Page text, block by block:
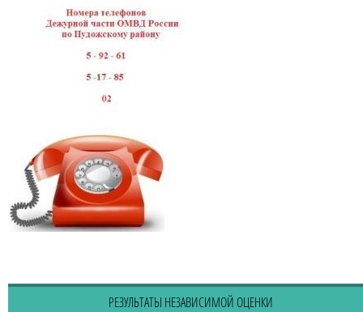
РЕЗУЛЬТАТЫ НЕЗАВИСИМОЙ ОЦЕНКИ